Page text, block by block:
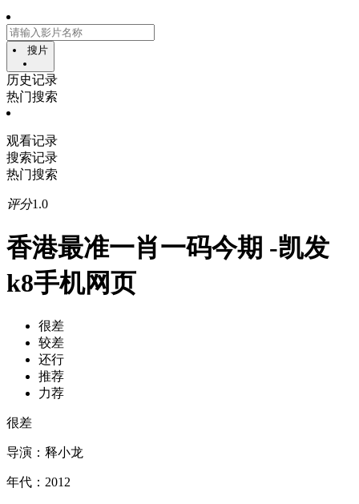
搜片
历史记录
热门搜索
观看记录
搜索记录
热门搜索
评分1.0
香港最准一肖一码今期 -凯发
k8手机网页
很差
较差
还行
推荐
力荐
很差
导演： 释小龙
年代： 2012